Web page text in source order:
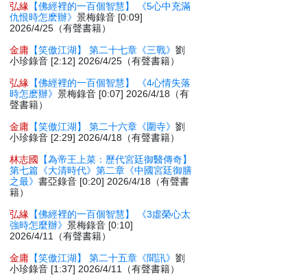
弘緣 【佛經裡的一百個智慧】 《5心中充滿
仇恨時怎麽辦》景梅錄音 [0:09]
2026/4/25（有聲書籍）
金庸 【笑傲江湖】 第二十七章《三戰》劉
小珍錄音 [2:12] 2026/4/25（有聲書籍）
弘緣 【佛經裡的一百個智慧】 《4心情失落
時怎麽辦》景梅錄音 [0:07] 2026/4/18（有
聲書籍）
金庸 【笑傲江湖】 第二十六章《圍寺》劉
小珍錄音 [2:29] 2026/4/18（有聲書籍）
林志國
【為帝王上菜：歷代宮廷御醫傳奇】
第七篇《大清時代》第二章《中國宮廷御膳
之最》書亞錄音 [0:20] 2026/4/18（有聲書
籍）
弘緣 【佛經裡的一百個智慧】 《3虛榮心太
強時怎麼辦》景梅錄音 [0:10]
2026/4/11（有聲書籍）
金庸 【笑傲江湖】 第二十五章《聞訊》劉
小珍錄音 [1:37] 2026/4/11（有聲書籍）